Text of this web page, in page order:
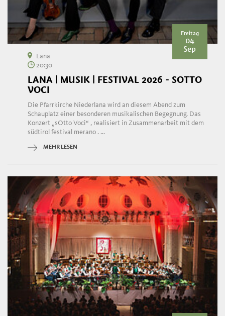
Freitag
04
Sep
Lana
20:30
LANA | MUSIK | FESTIVAL 2026 - SOTTO
VOCI
Die Pfarrkirche Niederlana wird an diesem Abend zum
Schauplatz einer besonderen musikalischen Begegnung. Das
Konzert „sOtto Voci“ , realisiert in Zusammenarbeit mit dem
südtirol festival merano . ...
MEHR LESEN